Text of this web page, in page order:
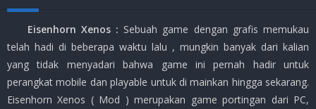
Eisenhorn Xenos : Sebuah game dengan grafis memukau
telah hadi di beberapa waktu lalu , mungkin banyak dari kalian
yang tidak menyadari bahwa game ini pernah hadir untuk
perangkat mobile dan playable untuk di mainkan hingga sekarang.
Eisenhorn Xenos ( Mod ) merupakan game portingan dari PC,